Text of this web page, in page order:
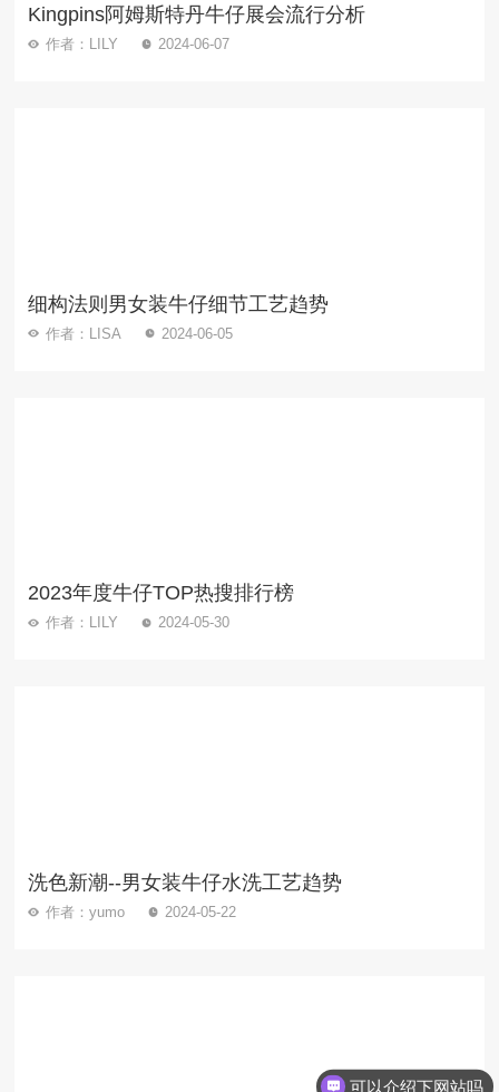
Kingpins阿姆斯特丹牛仔展会流行分析
作者：LILY 2024-06-07
细构法则男女装牛仔细节工艺趋势
作者：LISA 2024-06-05
2023年度牛仔TOP热搜排行榜
作者：LILY 2024-05-30
洗色新潮--男女装牛仔水洗工艺趋势
作者：yumo 2024-05-22
可以介绍下网站吗